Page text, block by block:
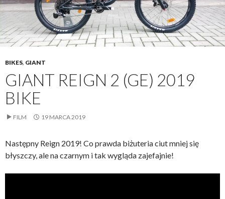
BIKES, GIANT
GIANT REIGN 2 (GE) 2019
BIKE
FILM 19 MARCA 2019
Następny Reign 2019! Co prawda biżuteria ciut mniej się
błyszczy, ale na czarnym i tak wygląda zajefajnie!